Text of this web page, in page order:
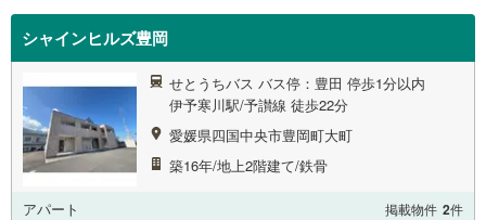
シャインヒルズ豊岡
せとうちバス バス停：豊田 停歩1分以内
伊予寒川駅/予讃線 徒歩22分
愛媛県四国中央市豊岡町大町
築16年/地上2階建て/鉄骨
アパート 掲載物件 2件